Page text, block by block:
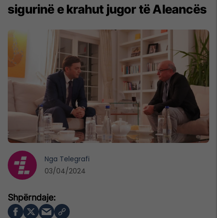
sigurinë e krahut jugor të Aleancës
Nga Telegrafi
03/04/2024